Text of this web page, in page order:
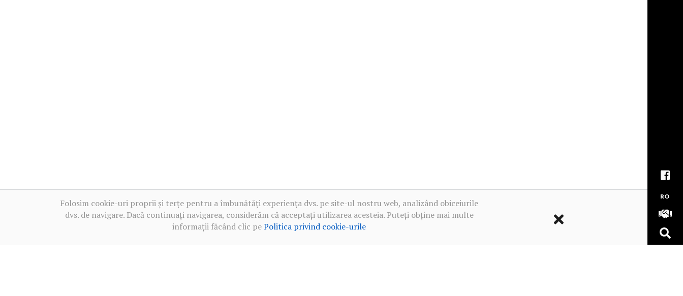
RO
Folosim cookie-uri proprii și terțe pentru a îmbunătăți experiența dvs. pe site-ul nostru web, analizând obiceiurile
dvs. de navigare. Dacă continuați navigarea, considerăm că acceptați utilizarea acesteia. Puteți obține mai multe
informații făcând clic pePolitica privind cookie-urile